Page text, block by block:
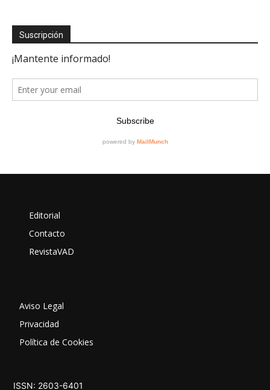
Suscripción
Editorial
Contacto
RevistaVAD
Aviso Legal
Privacidad
Política de Cookies
ISSN: 2603-6401